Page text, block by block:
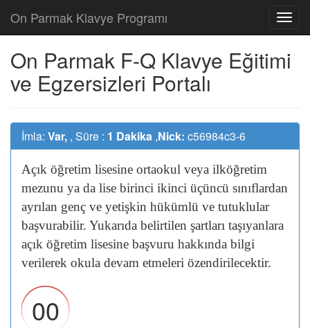
On Parmak Klavye Programı
On Parmak F-Q Klavye Eğitimi
ve Egzersizleri Portalı
İmla: Var, , Süre : 1 Dakika ,Nick: c56984c3-6
Açık öğretim lisesine ortaokul veya ilköğretim
mezunu ya da lise birinci ikinci üçüncü sınıflardan
ayrılan genç ve yetişkin hükümlü ve tutuklular
başvurabilir. Yukarıda belirtilen şartları taşıyanlara
açık öğretim lisesine başvuru hakkında bilgi
verilerek okula devam etmeleri özendirilecektir.
00